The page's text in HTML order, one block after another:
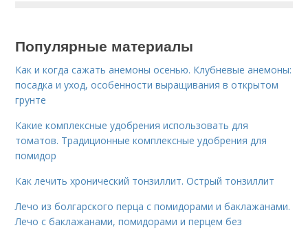
Популярные материалы
Как и когда сажать анемоны осенью. Клубневые анемоны:
посадка и уход, особенности выращивания в открытом
грунте
Какие комплексные удобрения использовать для
томатов. Традиционные комплексные удобрения для
помидор
Как лечить хронический тонзиллит. Острый тонзиллит
Лечо из болгарского перца с помидорами и баклажанами.
Лечо с баклажанами, помидорами и перцем без